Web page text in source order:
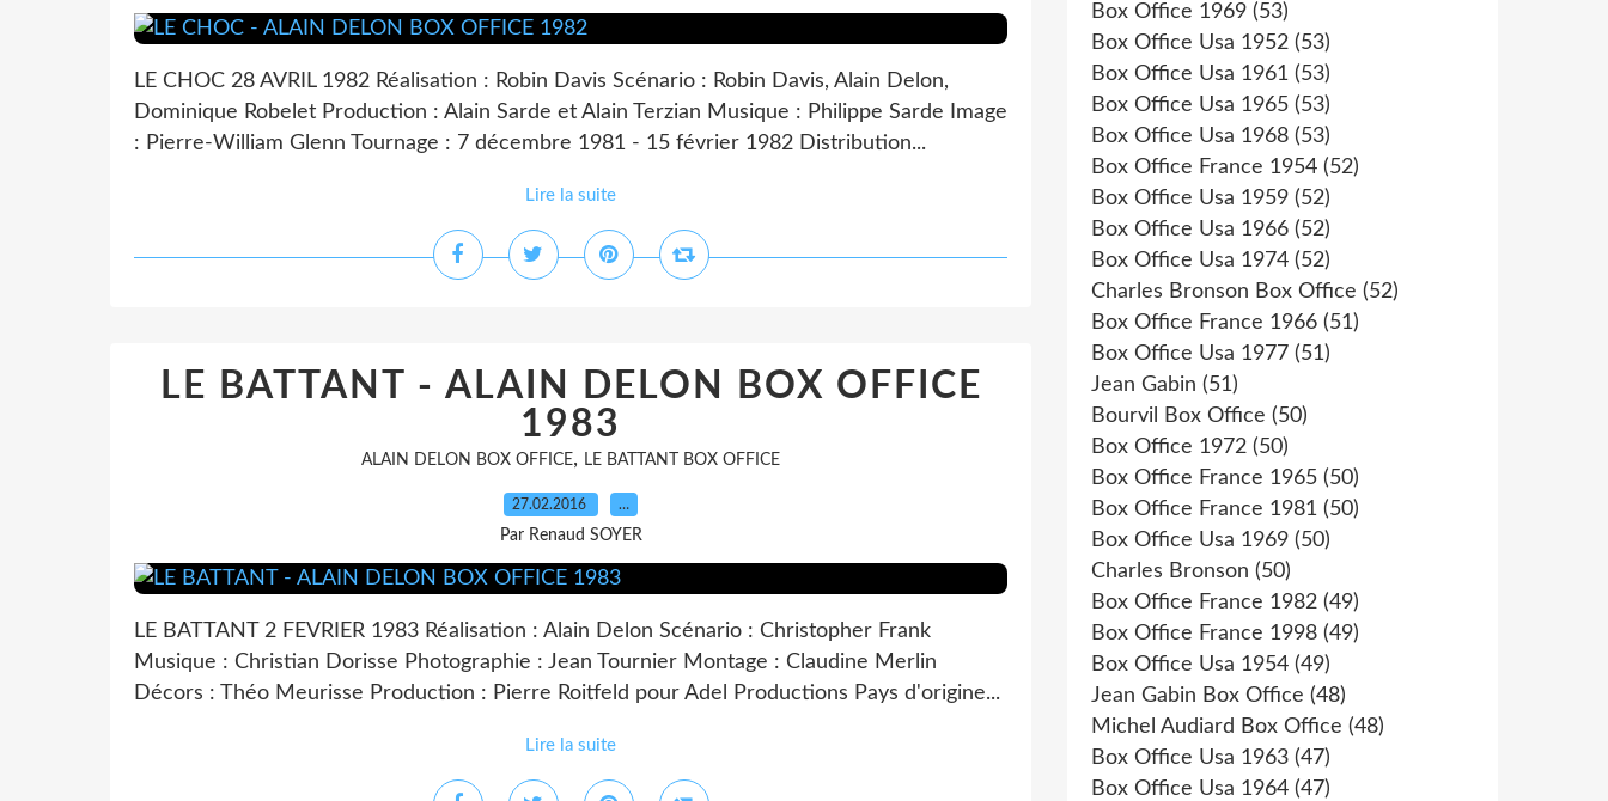
LE CHOC 28 AVRIL 1982 Réalisation : Robin Davis Scénario : Robin Davis, Alain Delon,
Dominique Robelet Production : Alain Sarde et Alain Terzian Musique : Philippe Sarde Image
: Pierre-William Glenn Tournage : 7 décembre 1981 - 15 février 1982 Distribution...
Lire la suite
LE BATTANT - ALAIN DELON BOX OFFICE
1983
ALAIN DELON BOX OFFICE, LE BATTANT BOX OFFICE
27.02.2016 …
Par Renaud SOYER
LE BATTANT 2 FEVRIER 1983 Réalisation : Alain Delon Scénario : Christopher Frank
Musique : Christian Dorisse Photographie : Jean Tournier Montage : Claudine Merlin
Décors : Théo Meurisse Production : Pierre Roitfeld pour Adel Productions Pays d'origine...
Lire la suite
Box Office 1969 (53)
Box Office Usa 1952 (53)
Box Office Usa 1961 (53)
Box Office Usa 1965 (53)
Box Office Usa 1968 (53)
Box Office France 1954 (52)
Box Office Usa 1959 (52)
Box Office Usa 1966 (52)
Box Office Usa 1974 (52)
Charles Bronson Box Office (52)
Box Office France 1966 (51)
Box Office Usa 1977 (51)
Jean Gabin (51)
Bourvil Box Office (50)
Box Office 1972 (50)
Box Office France 1965 (50)
Box Office France 1981 (50)
Box Office Usa 1969 (50)
Charles Bronson (50)
Box Office France 1982 (49)
Box Office France 1998 (49)
Box Office Usa 1954 (49)
Jean Gabin Box Office (48)
Michel Audiard Box Office (48)
Box Office Usa 1963 (47)
Box Office Usa 1964 (47)